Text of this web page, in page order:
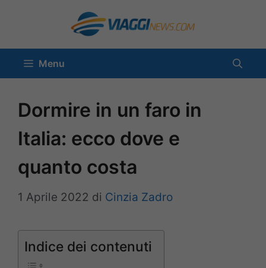
contenuto
Menu
Dormire in un faro in
Italia: ecco dove e
quanto costa
1 Aprile 2022 di Cinzia Zadro
Indice dei contenuti